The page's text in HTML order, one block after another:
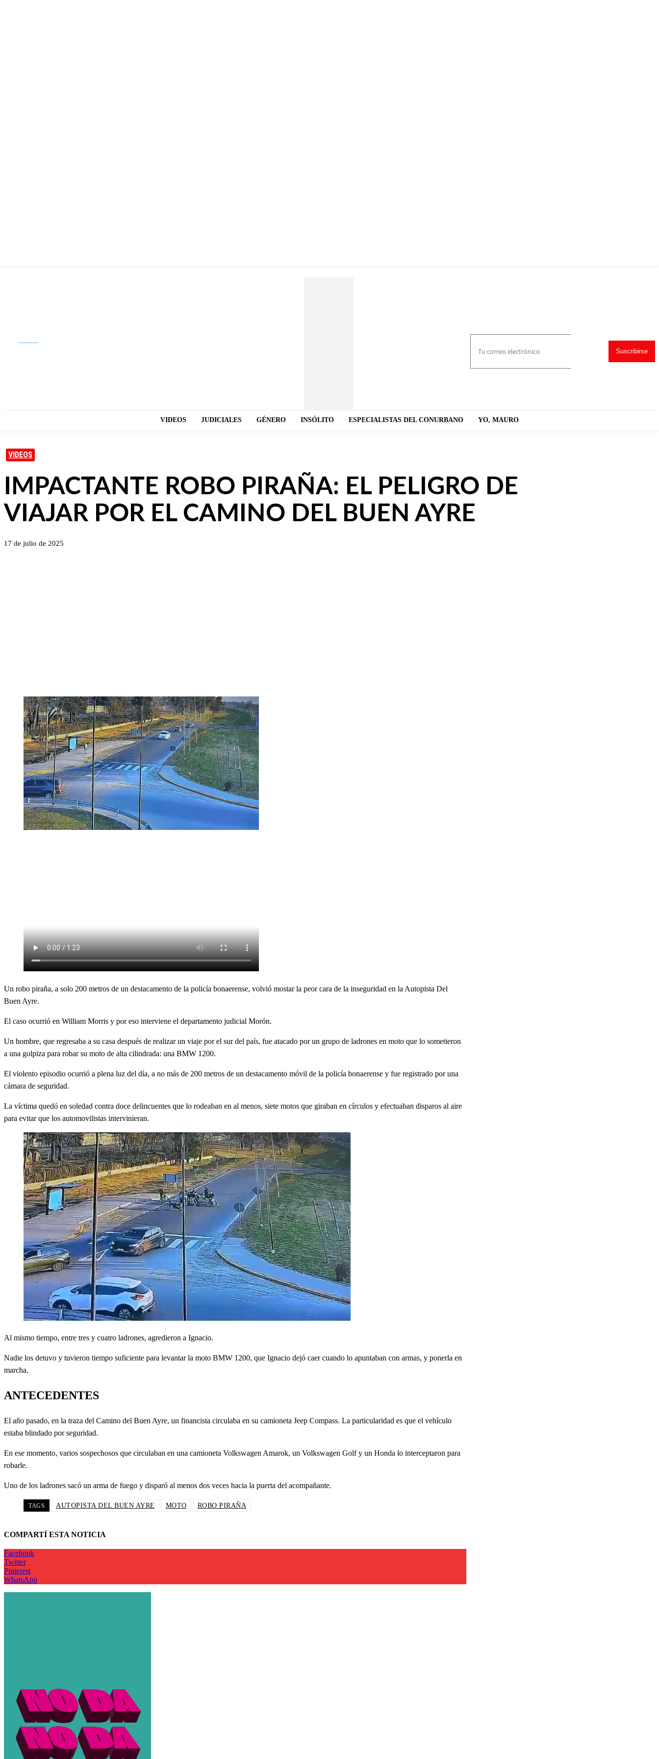
Suscribirse
VIDEOS JUDICIALES GÉNERO INSÓLITO ESPECIALISTAS DEL CONURBANO YO, MAURO
VIDEOS
IMPACTANTE ROBO PIRAÑA: EL PELIGRO DE
VIAJAR POR EL CAMINO DEL BUEN AYRE
17 de julio de 2025
Un robo piraña, a solo 200 metros de un destacamento de la policía bonaerense, volvió mostar la peor cara de la inseguridad en la Autopista Del
Buen Ayre.
El caso ocurrió en William Morris y por eso interviene el departamento judicial Morón.
Un hombre, que regresaba a su casa después de realizar un viaje por el sur del país, fue atacado por un grupo de ladrones en moto que lo sometieron
a una golpiza para robar su moto de alta cilindrada: una BMW 1200.
El violento episodio ocurrió a plena luz del día, a no más de 200 metros de un destacamento móvil de la policía bonaerense y fue registrado por una
cámara de seguridad.
La víctima quedó en soledad contra doce delincuentes que lo rodeaban en al menos, siete motos que giraban en círculos y efectuaban disparos al aire
para evitar que los automovilistas intervinieran.
Al mismo tiempo, entre tres y cuatro ladrones, agredieron a Ignacio.
Nadie los detuvo y tuvieron tiempo suficiente para levantar la moto BMW 1200, que Ignacio dejó caer cuando lo apuntaban con armas, y ponerla en
marcha.
ANTECEDENTES
El año pasado, en la traza del Camino del Buen Ayre, un financista circulaba en su camioneta Jeep Compass. La particularidad es que el vehículo
estaba blindado por seguridad.
En ese momento, varios sospechosos que circulaban en una camioneta Volkswagen Amarok, un Volkswagen Golf y un Honda lo interceptaron para
robarle.
Uno de los ladrones sacó un arma de fuego y disparó al menos dos veces hacia la puerta del acompañante.
TAGS AUTOPISTA DEL BUEN AYRE MOTO ROBO PIRAÑA
COMPARTÍ ESTA NOTICIA
Facebook
Twitter
Pinterest
WhatsApp